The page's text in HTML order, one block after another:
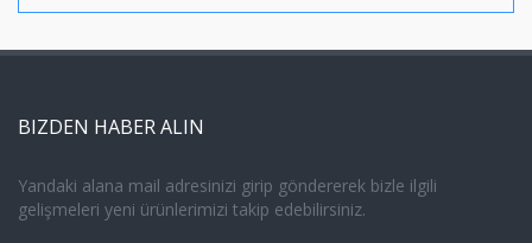
BIZDEN HABER ALIN
Yandaki alana mail adresinizi girip göndererek bizle ilgili
gelişmeleri yeni ürünlerimizi takip edebilirsiniz.